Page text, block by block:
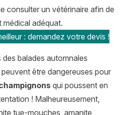
consulter un vétérinaire afin de
médical adéquat.
: demandez votre devis !
des balades automnales
être dangereuses pour
qui poussent en
! Malheureusement,
tue-mouches, amanite